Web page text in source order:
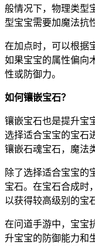
般情况下，物理类型
型宝宝需要加魔法抗
在加点时，可以根据
如果宝宝的属性偏向
性或防御力。
如何镶嵌宝石？
镶嵌宝石也是提升宝
选择适合宝宝的宝石
镶嵌石魂宝石，魔法
除了选择适合宝宝的
宝石。在宝石合成时
以获得较高级别的宝
在问道手游中，宝宝
升宝宝的防御能力和